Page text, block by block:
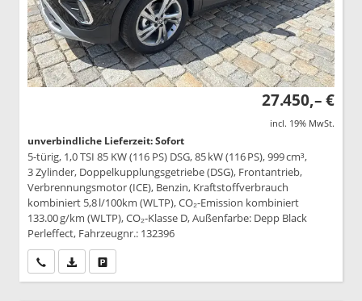
27.450,– €
incl. 19% MwSt.
unverbindliche Lieferzeit: Sofort
5-türig, 1,0 TSI 85 KW (116 PS) DSG, 85 kW (116 PS), 999 cm³,
3 Zylinder, Doppelkupplungsgetriebe (DSG), Frontantrieb,
Verbrennungsmotor (ICE), Benzin, Kraftstoffverbrauch
kombiniert 5,8 l/100km (WLTP), CO₂-Emission kombiniert
133.00 g/km (WLTP), CO₂-Klasse D, Außenfarbe: Depp Black
Perleffect, Fahrzeugnr.: 132396
Wir rufen Sie anPDF-Datei, Fahrzeugexposé drucken